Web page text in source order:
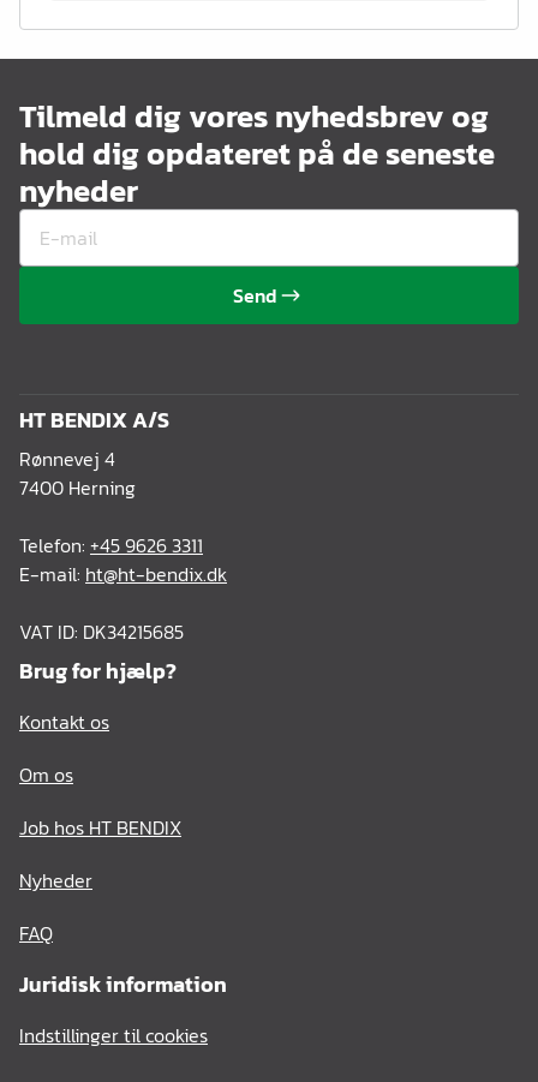
Tilmeld dig vores nyhedsbrev og
hold dig opdateret på de seneste
nyheder
Send
HT BENDIX A/S
Rønnevej 4
7400 Herning
Telefon: +45 9626 3311
E-mail: ht@ht-bendix.dk
VAT ID: DK34215685
Brug for hjælp?
Kontakt os
Om os
Job hos HT BENDIX
Nyheder
FAQ
Juridisk information
Indstillinger til cookies